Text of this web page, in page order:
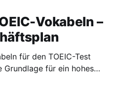
Vokabeln –
für den TOEIC-Test
Grundlage für ein hohes